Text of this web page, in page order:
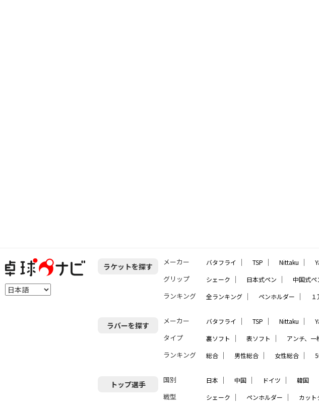
ラケットを探す メーカー バタフライ ｜ TSP ｜ Nittaku ｜
グリップ シェーク ｜ 日本式ペン ｜ 中国式ペ
ランキング 全ランキング ｜ ペンホルダー ｜
ラバーを探す メーカー バタフライ ｜ TSP ｜ Nittaku ｜
タイプ 裏ソフト ｜ 表ソフト ｜ アンチ、一
ランキング 総合 ｜ 男性総合 ｜ 女性総合 ｜
トップ選手 国別 日本 ｜ 中国 ｜ ドイツ ｜ 韓国
戦型 シェーク ｜ ペンホルダー ｜ カット